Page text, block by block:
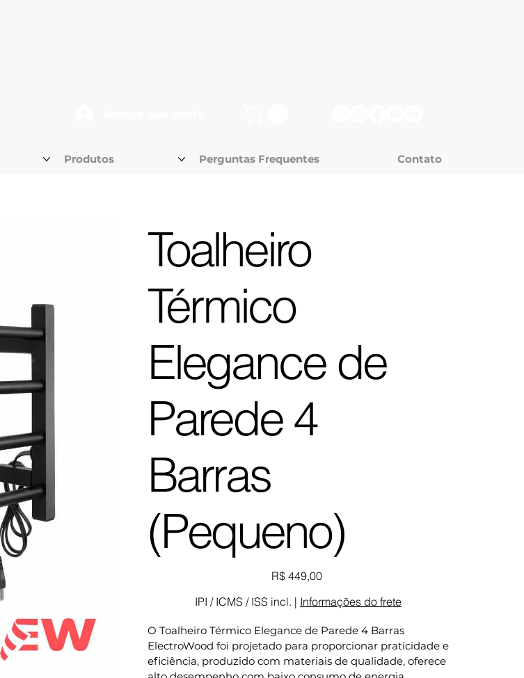
Produtos Perguntas Frequentes Contato
Toalheiro
Térmico
Elegance de
Parede 4
Barras
(Pequeno)
Preço
R$ 449,00
IPI / ICMS / ISS incl. | Informações do frete
O Toalheiro Térmico Elegance de Parede 4 Barras
ElectroWood foi projetado para proporcionar praticidade e
eficiência, produzido com materiais de qualidade, oferece